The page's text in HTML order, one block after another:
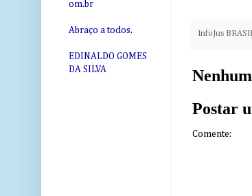
InfoJus
Postar
Comente:
om.br
Abraço a todos.
EDINALDO GOMES
DA SILVA